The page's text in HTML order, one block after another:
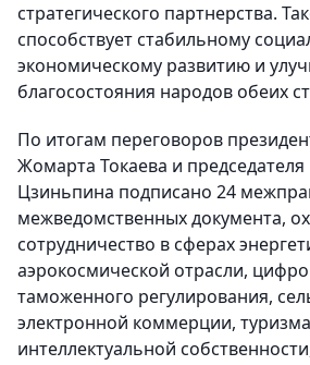
стратегического партнерства.
способствует стабильному
экономическому развитию и
благосостояния народов обеих
По итогам переговоров
Жомарта Токаева и
Цзиньпина подписано 24
межведомственных документа,
сотрудничество в сферах
аэрокосмической отрасли,
таможенного регулирования,
электронной коммерции,
интеллектуальной